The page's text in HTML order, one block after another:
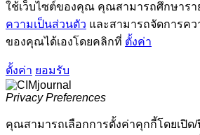
ใช้เว็บไซต์ของคุณ คุณสามารถศึกษารา
ความเป็นส่วนตัว และสามารถจัดการคว
ของคุณได้เองโดยคลิกที่ ตั้งค่า
ตั้งค่า ยอมรับ
Privacy Preferences
คุณสามารถเลือกการตั้งค่าคุกกี้โดยเปิด